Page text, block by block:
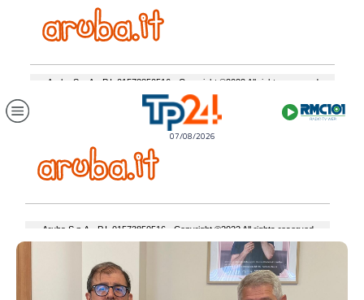
07/08/2026